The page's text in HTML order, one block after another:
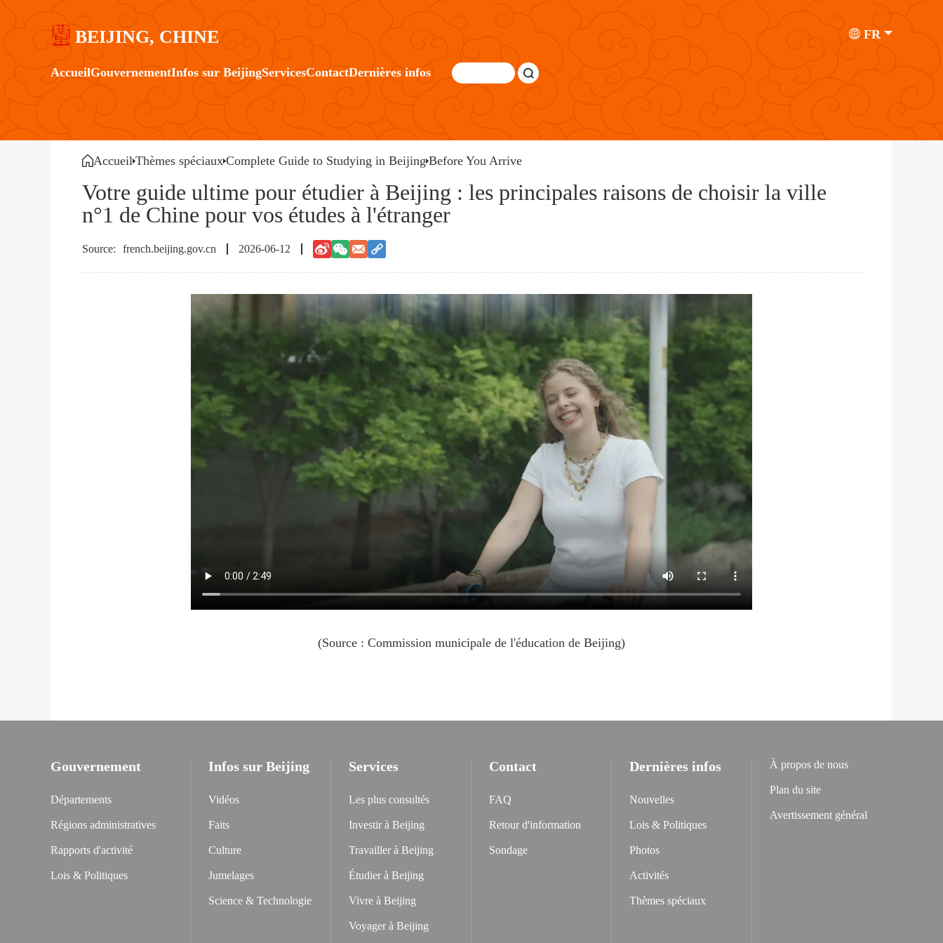
BEIJING, CHINE FR
AccueilGouvernementInfos sur BeijingServicesContactDernières infos
Accueil Thèmes spéciaux Complete Guide to Studying in Beijing Before You Arrive
Votre guide ultime pour étudier à Beijing : les principales raisons de choisir la ville
n°1 de Chine pour vos études à l'étranger
french.beijing.gov.cn 2026-06-12
(Source : Commission municipale de l'éducation de Beijing)
Gouvernement
Départements
Régions administratives
Rapports d'activité
Lois & Politiques
Infos sur Beijing
Vidéos
Faits
Culture
Jumelages
Science & Technologie
Services
Les plus consultés
Investir à Beijing
Travailler à Beijing
Étudier à Beijing
Vivre à Beijing
Voyager à Beijing
Contact
FAQ
Retour d'information
Sondage
Dernières infos
Nouvelles
Lois & Politiques
Photos
Activités
Thèmes spéciaux
À propos de nous
Plan du site
Avertissement général